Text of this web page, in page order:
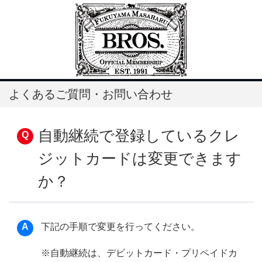
よくあるご質問・お問い合わせ
自動継続で登録しているクレ
ジットカードは変更できます
か？
下記の手順で変更を行ってください。
※自動継続は、デビットカード・プリペイドカ